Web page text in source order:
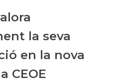
la seva
en la nova
CEOE